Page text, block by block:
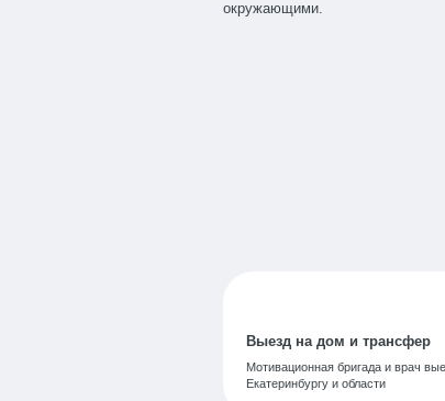
окружающими.
Выезд на дом и трансфер
Мотивационная бригада и врач
Екатеринбургу и области